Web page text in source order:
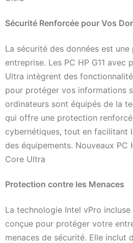
Sécurité Renforcée pour Vos
La sécurité des données est
entreprise. Les PC HP G11 avec
Ultra intègrent des
pour protéger vos informations
ordinateurs sont équipés de la
qui offre une protection
cybernétiques, tout en facilitant
des équipements. Nouveaux PC
Core Ultra
Protection contre les Menaces
La technologie Intel vPro incluse
conçue pour protéger votre
menaces de sécurité. Elle inclut